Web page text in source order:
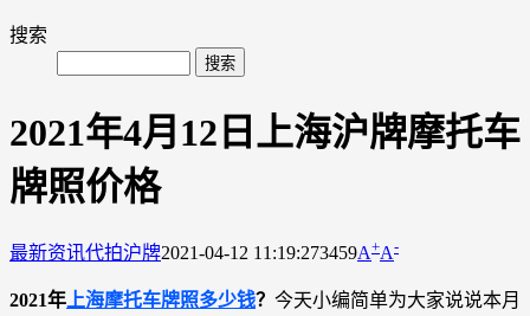
搜索
2021年4月12日上海沪牌摩托车
牌照价格
最新资讯代拍沪牌2021-04-12 11:19:273459A+A-
2021年 上海摩托车牌照多少钱？ 今天小编简单为大家说说本月